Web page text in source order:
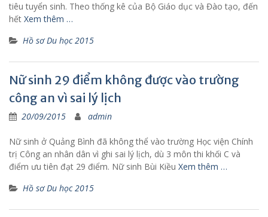
tiêu tuyển sinh. Theo thống kê của Bộ Giáo dục và Đào tạo, đến
hết Xem thêm …
Hồ sơ Du học 2015
Nữ sinh 29 điểm không được vào trường
công an vì sai lý lịch
20/09/2015 admin
Nữ sinh ở Quảng Bình đã không thể vào trường Học viện Chính
trị Công an nhân dân vì ghi sai lý lịch, dù 3 môn thi khối C và
điểm ưu tiên đạt 29 điểm. Nữ sinh Bùi Kiều Xem thêm …
Hồ sơ Du học 2015